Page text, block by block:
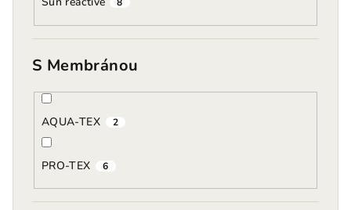
8
S Membránou
AQUA-TEX 2
PRO-TEX 6